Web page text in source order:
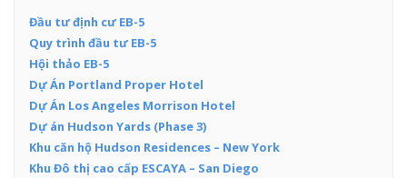
Đầu tư định cư EB-5
Quy trình đầu tư EB-5
Hội thảo EB-5
Dự Án Portland Proper Hotel
Dự Án Los Angeles Morrison Hotel
Dự án Hudson Yards (Phase 3)
Khu căn hộ Hudson Residences – New York
Khu Đô thị cao cấp ESCAYA – San Diego